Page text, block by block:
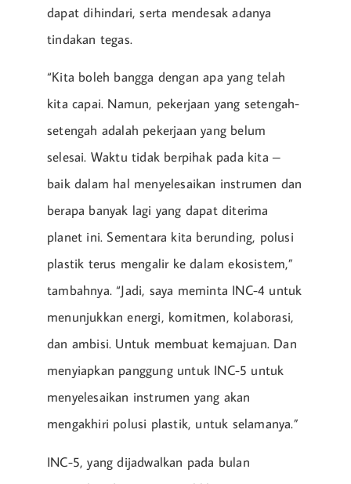
dapat dihindari, serta mendesak adanya
tindakan tegas.
“Kita boleh bangga dengan apa yang telah
kita capai. Namun, pekerjaan yang setengah-
setengah adalah pekerjaan yang belum
selesai. Waktu tidak berpihak pada kita –
baik dalam hal menyelesaikan instrumen dan
berapa banyak lagi yang dapat diterima
planet ini. Sementara kita berunding, polusi
plastik terus mengalir ke dalam ekosistem,”
tambahnya. “Jadi, saya meminta INC-4 untuk
menunjukkan energi, komitmen, kolaborasi,
dan ambisi. Untuk membuat kemajuan. Dan
menyiapkan panggung untuk INC-5 untuk
menyelesaikan instrumen yang akan
mengakhiri polusi plastik, untuk selamanya.”
INC-5, yang dijadwalkan pada bulan